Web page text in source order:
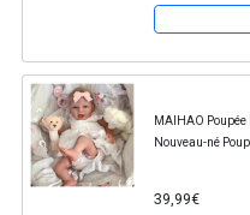
MAIHAO
Nouveau-né
39,99€